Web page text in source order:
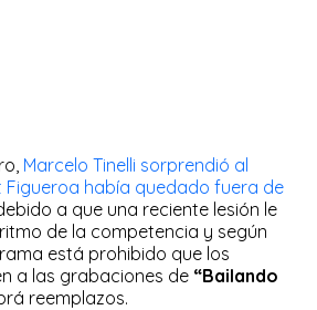
Marcelo Tinelli sorprendió al
Figueroa había quedado fuera de
a que una reciente lesión le
de la competencia y según
está prohibido que los
a las grabaciones de “Bailando
reemplazos.